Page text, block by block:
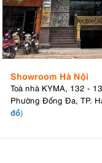
Showroom Hà Nội
Toà nhà KYMA, 132 -
Phường Đống Đa, TP.
đồ)